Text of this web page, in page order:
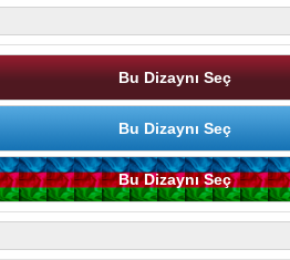
Bu Dizaynı Seç
Bu Dizaynı Seç
Bu Dizaynı Seç